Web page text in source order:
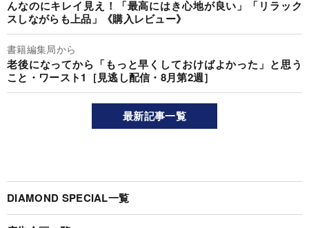
んなのにキレイ見え！「最高にはき心地が良い」「リラック
スしながらも上品」《購入レビュー》
書籍編集局から
老後になってから「もっと早くしておけばよかった」と思う
こと・ワースト1［見逃し配信・8月第2週］
最新記事一覧
DIAMOND SPECIAL一覧